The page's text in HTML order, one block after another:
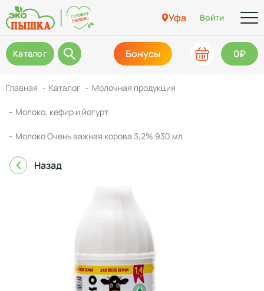
Уфа Войти
Каталог Бонусы 0₽
Главная Каталог Молочная продукция
Молоко, кефир и йогурт
Молоко Очень важная корова 3,2% 930 мл
Назад